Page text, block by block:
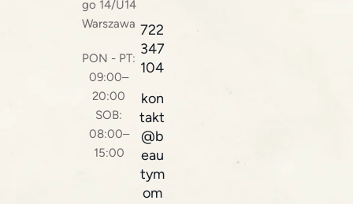
go 14/U14
Warszawa
PON - PT:
09:00–
20:00
SOB:
08:00–
15:00
722
347
104
kon
takt
@b
eau
tym
om